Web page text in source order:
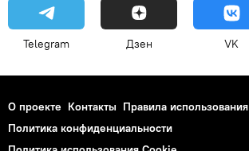
Telegram Дзен VK
О проекте Контакты Правила использования
Политика конфиденциальности